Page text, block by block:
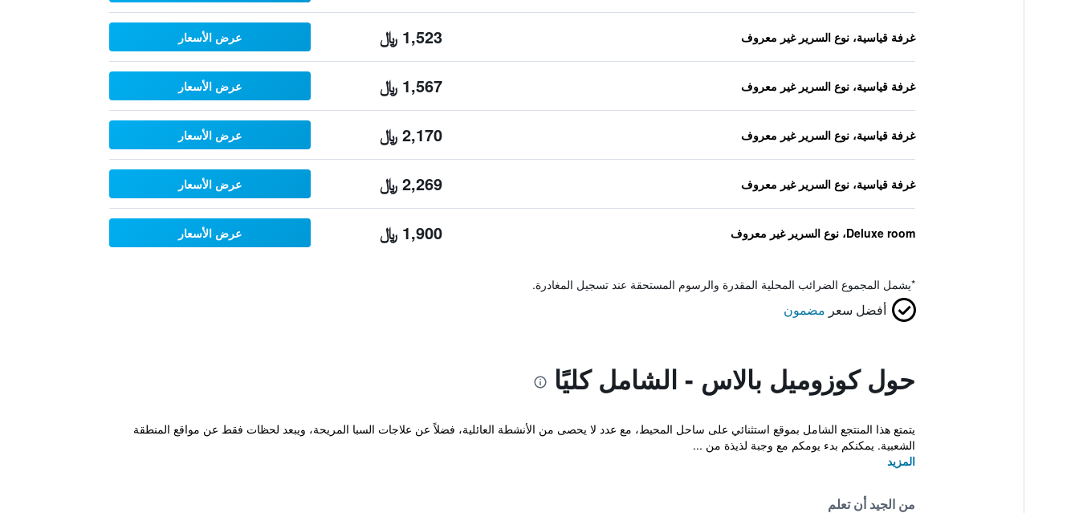
غرفة قياسية، نوع السرير غير معروف 1,523 ﷼ عرض الأسعار
غرفة قياسية، نوع السرير غير معروف 1,567 ﷼ عرض الأسعار
غرفة قياسية، نوع السرير غير معروف 2,170 ﷼ عرض الأسعار
غرفة قياسية، نوع السرير غير معروف 2,269 ﷼ عرض الأسعار
Deluxe room، نوع السرير غير معروف 1,900 ﷼ عرض الأسعار
*يشمل المجموع الضرائب المحلية المقدرة والرسوم المستحقة عند تسجيل المغادرة.
أفضل سعر مضمون
حول كوزوميل بالاس - الشامل كليًا
يتمتع هذا المنتجع الشامل بموقع استثنائي على ساحل المحيط، مع عدد لا يحصى من الأنشطة العائلية، فضلاً عن علاجات السبا المريحة، ويبعد لحظات فقط عن مواقع المنطقة
الشعبية. يمكنكم بدء يومكم مع وجبة لذيذة من ...
المزيد
من الجيد أن تعلم